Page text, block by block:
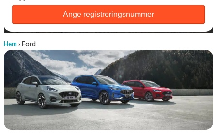
Ange registreringsnummer
Hem › Ford